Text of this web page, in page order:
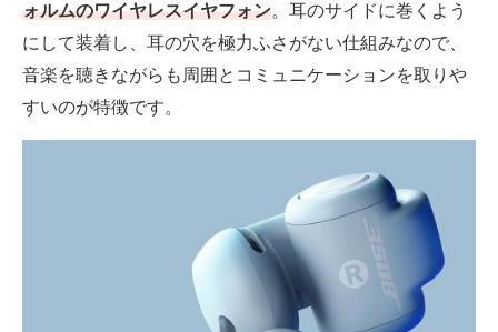
ォルムのワイヤレスイヤフォン。耳のサイドに巻くよう
にして装着し、耳の穴を極力ふさがない仕組みなので、
音楽を聴きながらも周囲とコミュニケーションを取りや
すいのが特徴です。